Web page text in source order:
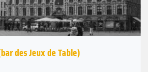
des Jeux de Table)